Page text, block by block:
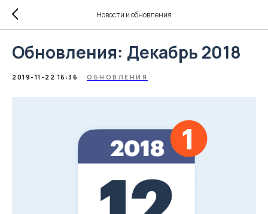
Новости и обновления
Обновления: Декабрь 2018
2019-11-22 16:36 ОБНОВЛЕНИЯ